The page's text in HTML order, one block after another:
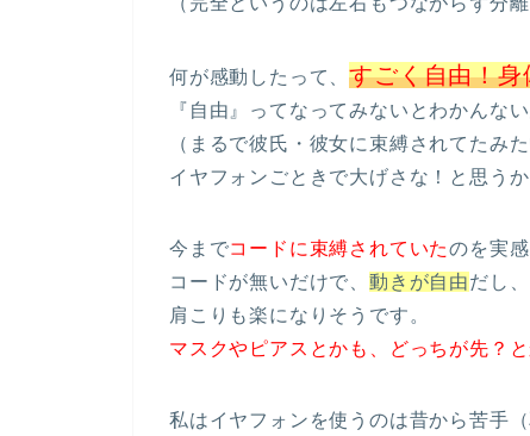
何が感動したって、すごく自由！身
『自由』ってなってみないとわかんない
（まるで彼氏・彼女に束縛されてたみた
イヤフォンごときで大げさな！と思う
今までコードに束縛されていたのを実感
コードが無いだけで、 動きが自由だし
肩こりも楽になりそうです。
マスクやピアスとかも、どっちが先？
私はイヤフォンを使うのは昔から苦手